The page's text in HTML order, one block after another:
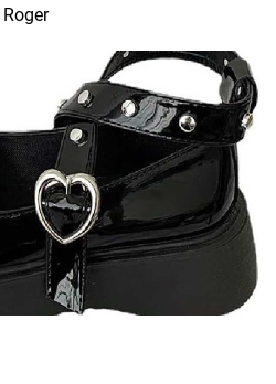
Roger